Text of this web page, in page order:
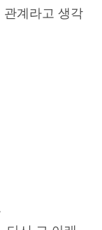
관계라고 생각